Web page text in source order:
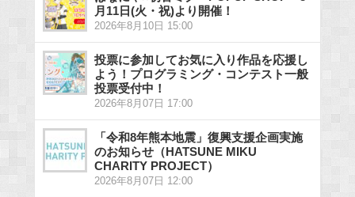
月11日(火・祝)より開催！
2026年8月10日 15:00
投票に参加してお気に入り作品を応援し
よう！プログラミング・コンテスト一般
投票受付中！
2026年8月07日 17:00
「令和8年熊本地震」復興支援企画実施
のお知らせ（HATSUNE MIKU
CHARITY PROJECT）
2026年8月07日 12:00